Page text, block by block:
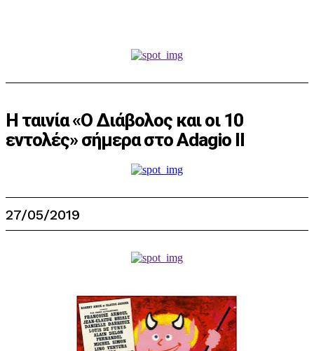
Η ταινία «Ο Διάβολος και οι 10
εντολές» σήμερα στο Adagio II
27/05/2019